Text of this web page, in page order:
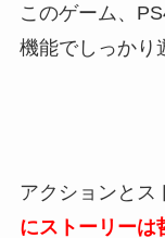
このゲーム、
機能でしっかり
アクションとス
にストーリーは